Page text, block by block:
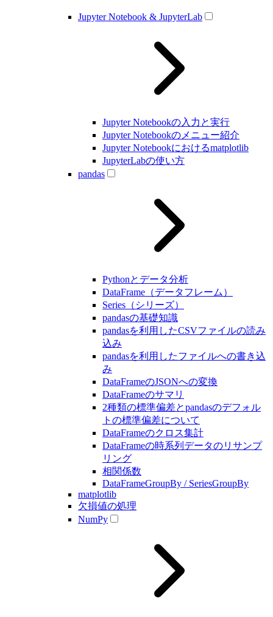
Jupyter Notebook & JupyterLab
Jupyter Notebookの入力と実行
Jupyter Notebookのメニュー紹介
Jupyter Notebookにおけるmatplotlib
JupyterLabの使い方
pandas
Pythonとデータ分析
DataFrame（データフレーム）
Series（シリーズ）
pandasの基礎知識
pandasを利用したCSVファイルの読み
込み
pandasを利用したファイルへの書き込
み
DataFrameのJSONへの変換
DataFrameのサマリ
2種類の標準偏差とpandasのデフォル
トの標準偏差について
DataFrameのクロス集計
DataFrameの時系列データのリサンプ
リング
相関係数
DataFrameGroupBy / SeriesGroupBy
matplotlib
欠損値の処理
NumPy